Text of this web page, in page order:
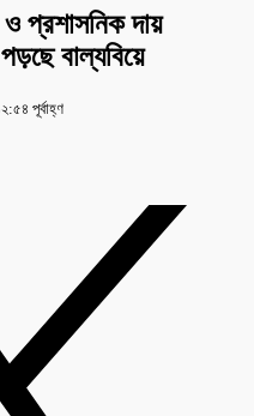
প্রশাসনিক দায়
বাল্যবিয়ে
পূর্বাহ্ণ